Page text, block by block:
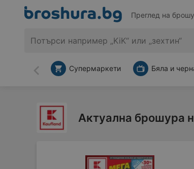
Преглед на
Назад
Супермаркети Бяла и
Актуална брошура